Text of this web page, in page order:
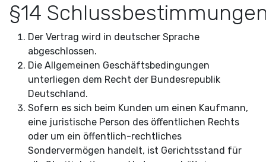
§14
Der Vertrag wird in deutscher Sprache
abgeschlossen.
Die Allgemeinen Geschäftsbedingungen
unterliegen dem Recht der Bundesrepublik
Deutschland.
Sofern es sich beim Kunden um einen Kaufmann,
eine juristische Person des öffentlichen Rechts
oder um ein öffentlich-rechtliches
Sondervermögen handelt, ist Gerichtsstand für